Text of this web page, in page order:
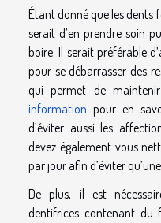
Étant donné que les dents
serait d’en prendre soin
boire. Il serait préférable
pour se débarrasser des
qui permet de
information pour en
d’éviter aussi les
devez également vous
par jour afin d’éviter
De plus, il est
dentifrices contenant du